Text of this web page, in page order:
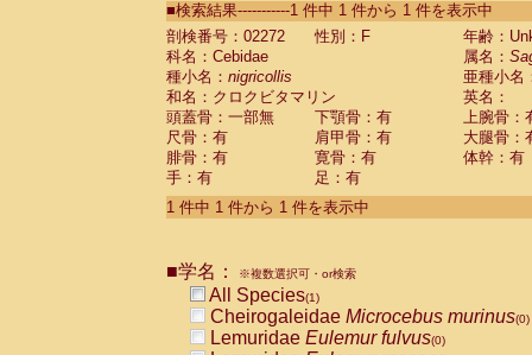
CebidaeSaguinus labiatus(0)
Cebidae Saguinus leucopus (0)
Cebidae
CebidaeSaguinus mystax
CebidaeSaguinus nigricollis (1)
Cebidae Saguinus oedipus
Cebidae Saguinus weddelli
Cebidae Saguinusspp.
Cebidae Aotus trivirgatus
Cebidae Cebus albifrons
CebidaeCebus nigrivittatus
CebidaeCebus
CebidaeSaimiri boliviensis(0)
CebidaeSaimiri sciureus(0)
■検索結果-----------1 件中 1 件から 1 件を表示中
剖検番号：02272
性別：F
年齢：
科名：Cebidae
属名：
種小名： nigricollis
亜種小名
和名：クロクビタマリン
英名：
頭蓋骨：一部無
下顎骨：有
上腕骨：
尺骨：有
肩甲骨：有
大腿骨：
腓骨：有
寛骨：有
体幹：有
手：有
足：有
1 件中 1 件から 1 件を表示中
■学名： ※複数選択可・or検索
All Species(1)
Cheirogaleidae Microcebus murinus(0)
Lemuridae Eulemur fulvus(0)